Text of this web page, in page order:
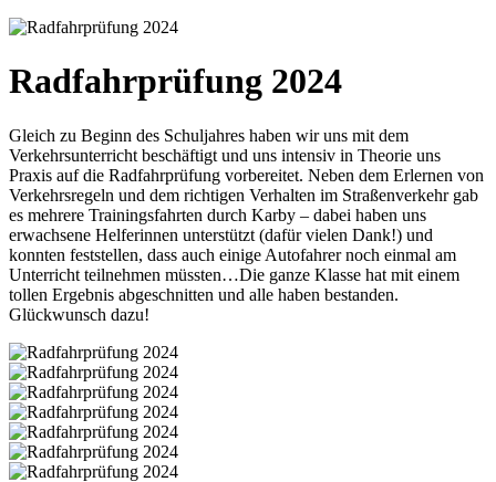
Radfahrprüfung 2024
Gleich zu Beginn des Schuljahres haben wir uns mit dem
Verkehrsunterricht beschäftigt und uns intensiv in Theorie uns
Praxis auf die Radfahrprüfung vorbereitet. Neben dem Erlernen von
Verkehrsregeln und dem richtigen Verhalten im Straßenverkehr gab
es mehrere Trainingsfahrten durch Karby – dabei haben uns
erwachsene Helferinnen unterstützt (dafür vielen Dank!) und
konnten feststellen, dass auch einige Autofahrer noch einmal am
Unterricht teilnehmen müssten…Die ganze Klasse hat mit einem
tollen Ergebnis abgeschnitten und alle haben bestanden.
Glückwunsch dazu!